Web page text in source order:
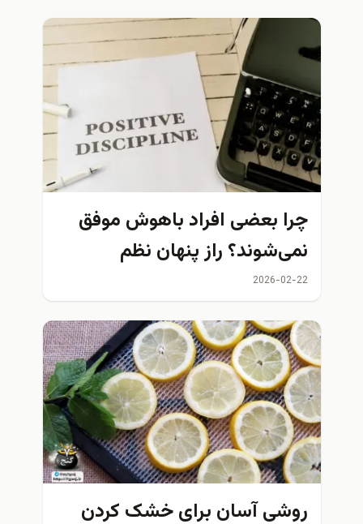
چرا بعضی افراد باهوش موفق
نمی‌شوند؟ راز پنهان نظم
شخصی در موفقیت واقعی
2026-02-22
روشی آسان برای خشک کردن